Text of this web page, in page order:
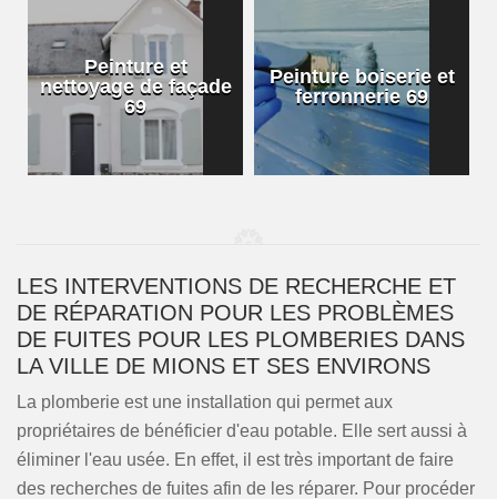
Peinture et
nettoyage de façade
69
Peinture boiserie et
ferronnerie 69
LES INTERVENTIONS DE RECHERCHE ET
DE RÉPARATION POUR LES PROBLÈMES
DE FUITES POUR LES PLOMBERIES DANS
LA VILLE DE MIONS ET SES ENVIRONS
La plomberie est une installation qui permet aux
propriétaires de bénéficier d'eau potable. Elle sert aussi à
éliminer l'eau usée. En effet, il est très important de faire
des recherches de fuites afin de les réparer. Pour procéder